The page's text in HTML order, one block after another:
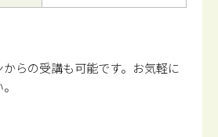
らの受講も可能です。 お気軽に